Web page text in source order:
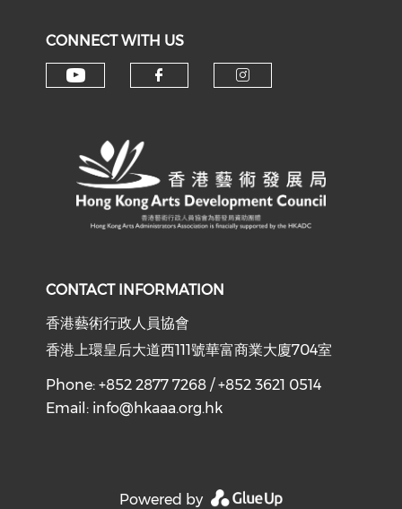
CONNECT WITH US
CONTACT INFORMATION
香港藝術行政人員協會
香港上環皇后大道西111號華富商業大廈704室
Phone: +852 2877 7268 / +852 3621 0514
Email: info@hkaaa.org.hk
Powered by